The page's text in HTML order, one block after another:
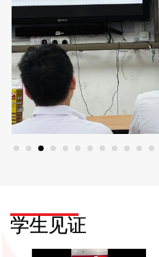
学生见证